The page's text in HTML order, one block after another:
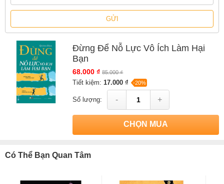
GỬI
Đừng Để Nỗ Lực Vô Ích Làm Hại
Bạn
68.000 ₫ 85.000 ₫
Tiết kiệm: 17.000 ₫ -20%
Số lượng: - +
CHỌN MUA
Có Thể Bạn Quan Tâm